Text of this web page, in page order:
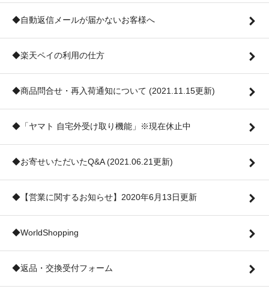
◆自動返信メールが届かないお客様へ
◆楽天ペイの利用の仕方
◆商品問合せ・再入荷通知について (2021.11.15更新)
◆「ヤマト 自宅外受け取り機能」※現在休止中
◆お寄せいただいたQ&A (2021.06.21更新)
◆【営業に関するお知らせ】2020年6月13日更新
◆WorldShopping
◆返品・交換受付フォーム